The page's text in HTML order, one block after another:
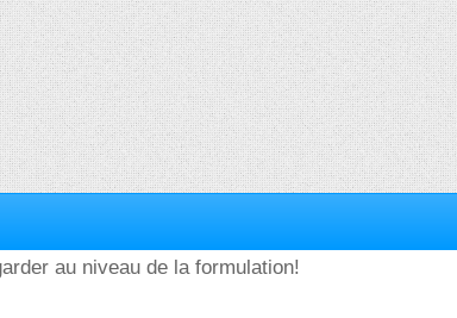
au niveau de la formulation!